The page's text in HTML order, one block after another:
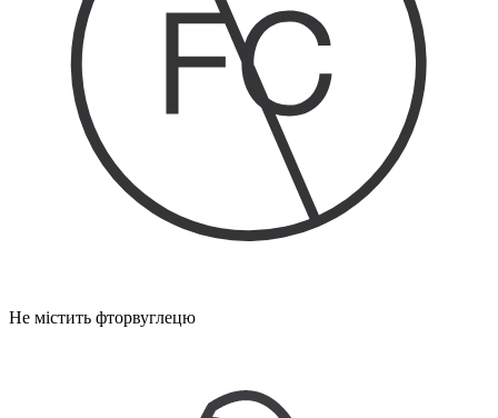
Не містить фторвуглецю